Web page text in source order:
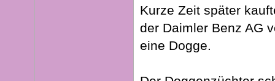
Kurze Zeit später
der Daimler Benz AG
eine Dogge.